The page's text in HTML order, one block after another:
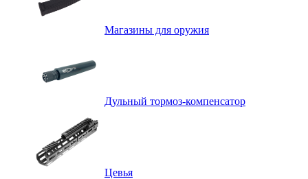
Магазины для оружия
Дульный тормоз-компенсатор
Цевья